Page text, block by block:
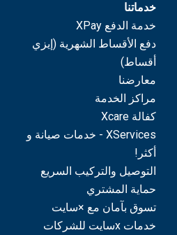
خدماتنا
خدمة الدفع XPay
دفع الأقساط الشهرية (إيزي
أقساط)
معارضنا
مراكز الخدمة
كفالة Xcare
XServices - خدمات صيانة و
أكثر!
التوصيل والتركيب السريع
حماية المشتري
تسوق بآمان مع ×سايت
خدمات xسايت للشركات